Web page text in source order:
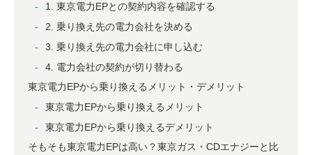
1. 東京電力EPとの契約内容を確認する
2. 乗り換え先の電力会社を決める
3. 乗り換え先の電力会社に申し込む
4. 電力会社の契約が切り替わる
東京電力EPから乗り換えるメリット・デメリット
東京電力EPから乗り換えるメリット
東京電力EPから乗り換えるデメリット
そもそも東京電力EPは高い？東京ガス・CDエナジーと比